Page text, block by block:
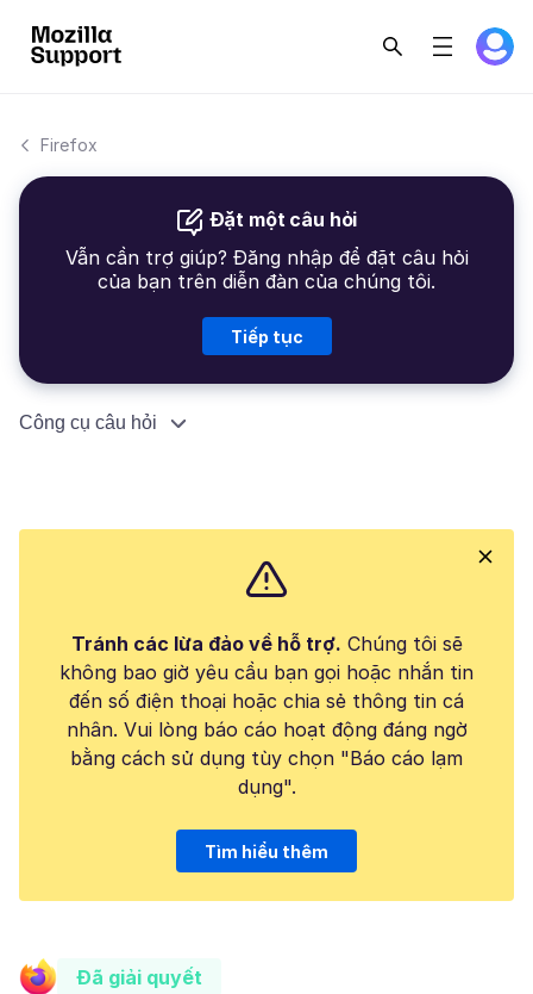
Firefox
Đặt một câu hỏi
Vẫn cần trợ giúp? Đăng nhập để đặt câu hỏi
của bạn trên diễn đàn của chúng tôi.
Tiếp tục
Công cụ câu hỏi
Tránh các lừa đảo về hỗ trợ. Chúng tôi sẽ
không bao giờ yêu cầu bạn gọi hoặc nhắn tin
đến số điện thoại hoặc chia sẻ thông tin cá
nhân. Vui lòng báo cáo hoạt động đáng ngờ
bằng cách sử dụng tùy chọn "Báo cáo lạm
dụng".
Tìm hiểu thêm
Đã giải quyết